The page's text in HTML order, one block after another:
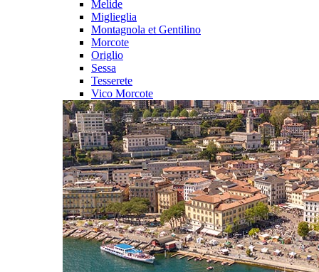
Melide
Miglieglia
Montagnola et Gentilino
Morcote
Origlio
Sessa
Tesserete
Vico Morcote